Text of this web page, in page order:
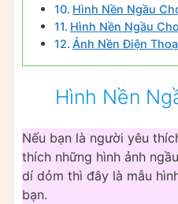
Hình Nền Ngầu
Hình Nền Ngầu
Ảnh Nền Điện
Hình Nền
Nếu bạn là người yêu
thích những hình ảnh
dí dỏm thì đây là mẫu
bạn.